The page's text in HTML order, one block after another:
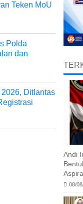
Teken MoU
Polda
dan
Ditlantas
Andi
08/